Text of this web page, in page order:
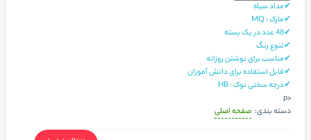
✔مداد سیاه
✔مارک : MQ
✔48 عدد در یک بسته
✔تنوع رنگ
✔مناسب برای نوشتن روزانه
✔قابل استفاده برای دانش آموزان
✔درجه سختی نوک : HB
<p
دسته بندی: صفحه اصلی